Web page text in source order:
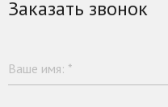
Заказать звонок
Ваше имя: *